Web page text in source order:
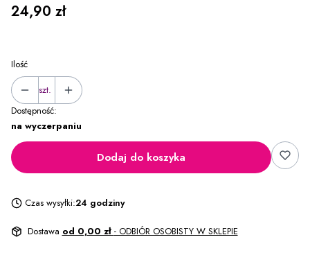
Cena
24,90 zł
Ilość
szt.
Dostępność:
na wyczerpaniu
Dodaj do koszyka
Czas wysyłki:24 godziny
Dostawa od 0,00 zł - ODBIÓR OSOBISTY W SKLEPIE